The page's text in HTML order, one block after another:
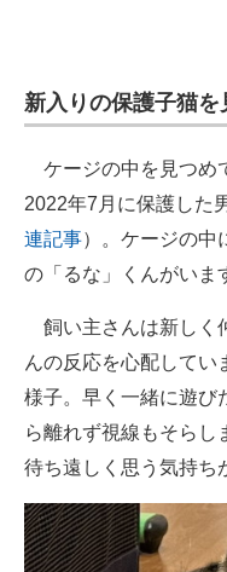
新入りの保護子猫
ケージの中を見つめ
2022年7月に保護した
連記事）。ケージの中
の「るな」くんがいま
飼い主さんは新しく
んの反応を心配してい
様子。早く一緒に遊び
ら離れず視線もそらし
待ち遠しく思う気持ち